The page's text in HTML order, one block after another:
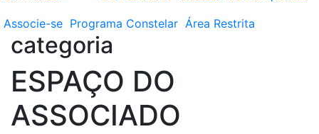
Associe-se Programa Constelar Área Restrita
categoria
ESPAÇO DO
ASSOCIADO